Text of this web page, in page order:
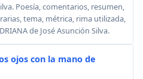
Poesía, comentarios, resumen,
tema, métrica, rima utilizada,
de José Asunción Silva.
ojos con la mano de